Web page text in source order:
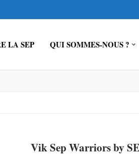
LA SEP QUI SOMMES-NOUS ?
Vik Sep Warriors by